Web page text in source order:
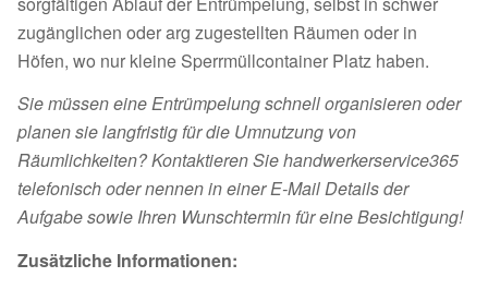
zugänglichen oder arg zugestellten Räumen oder in
Höfen, wo nur kleine Sperrmüllcontainer Platz haben.
Sie müssen eine Entrümpelung schnell organisieren oder
planen sie langfristig für die Umnutzung von
Räumlichkeiten? Kontaktieren Sie handwerkerservice365
telefonisch oder nennen in einer E-Mail Details der
Aufgabe sowie Ihren Wunschtermin für eine Besichtigung!
Zusätzliche Informationen: